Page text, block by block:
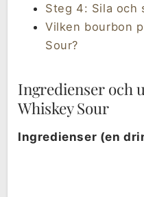
Steg 4: Sila och
Vilken bourbon
Sour?
Ingredienser och
Whiskey Sour
Ingredienser (en